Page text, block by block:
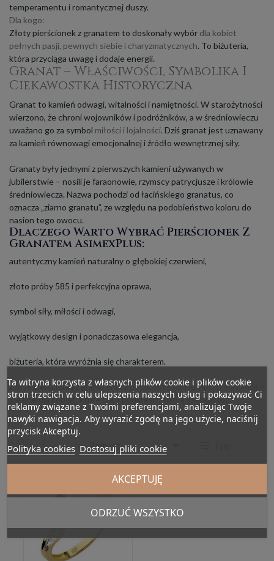
temperamentu i romantycznej duszy.
Dla kogo:
Złoty pierścionek z granatem to doskonały wybór dla kobiet
pełnych pasji, pewnych siebie i charyzmatycznych. To biżuteria,
która przyciąga uwagę i dodaje energii.
Granat – Właściwości, Symbolika I
Ciekawostka Historyczna
Granat to kamień odwagi, witalności i namiętności. W starożytności
wierzono, że chroni wojowników i podróżników, a w średniowieczu
uważano go za symbol miłości i lojalności. Dziś granat jest uznawany
za kamień równowagi emocjonalnej i źródło wewnętrznej siły.
Granaty były jednymi z pierwszych kamieni używanych w
jubilerstwie – nosili je faraonowie, rzymscy patrycjusze i królowie
średniowiecza. Nazwa pochodzi od łacińskiego granatus, co
oznacza „ziarno granatu”, ze względu na podobieństwo koloru do
nasion tego owocu.
Dlaczego Warto Wybrać Pierścionek Z
Granatem AsimexPlus:
autentyczny kamień naturalny o głębokiej czerwieni,
złoto próby 585 i perfekcyjna oprawa,
symbol siły, miłości i odwagi,
wyjątkowy design i ponadczasowa elegancja,
biżuteria, która wyróżnia się charakterem.
Złote pierścionki z granatem topołączenie namiętności i elegancji
idealne dla kobiet, które chcą podkreślić swoją osobowość.
Zaznacz
Ta witryna korzysta z własnych plików cookie i plików cookie
stron trzecich w celu ulepszenia naszych usług i pokazywać Ci
reklamy związane z Twoimi preferencjami, analizując Twoje
nawyki nawigacja. Aby wyrazić zgodę na jego użycie, naciśnij
przycisk Akceptuj.
Polityka cookies Dostosuj pliki cookie
ODRZUĆ WSZYSTKO
AKCEPTUJĘ